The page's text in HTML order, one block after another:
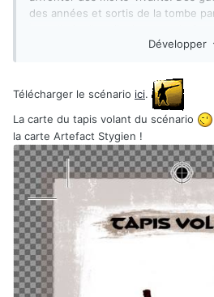
des années et sortis de la tombe
détourné à son seul profit toutes
assouvir sa soif d’ambition. Puis,
asservi la population de la cité, le
avec Olima, la plus séduisante des
déjà promise à un guerrier, le
Conan est donc venu prêter main
compagnon d’aventure rencontré
libérer son village d’origine de
retrouver au plus vite sa dulcinée.
Alors que nos héros longent les
s’introduire discrètement en ville,
imprègne
soudainement les lieux ; comme si
de recouvrir l’endroit.
Développer
Télécharger le scénario ici
La carte du tapis volant du scénario
la carte Artefact Stygien !